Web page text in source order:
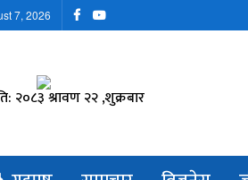
7, 2026
२०८३ श्रावण २२ ,शुक्रबार